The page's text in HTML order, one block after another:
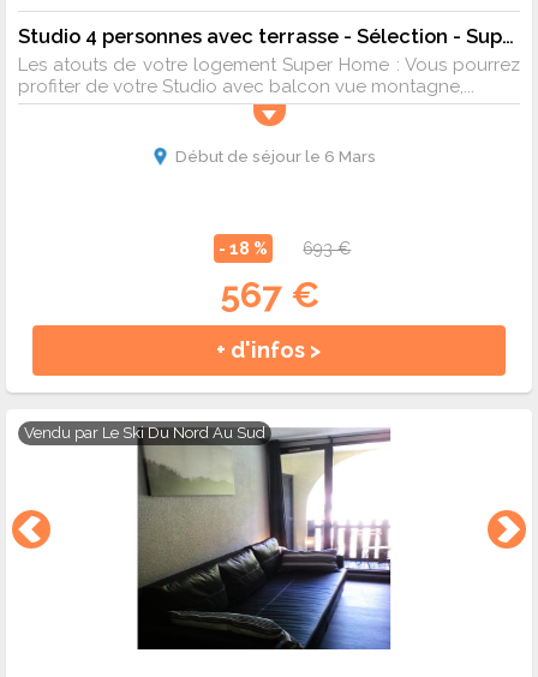
Studio 4 personnes avec terrasse - Sélection - Super Home
Les atouts de votre logement Super Home : Vous pourrez
profiter de votre Studio avec balcon vue montagne,...
Début de séjour le 6 Mars
- 18 % 693 €
567 €
+ d'infos >
Vendu par Le Ski Du Nord Au Sud